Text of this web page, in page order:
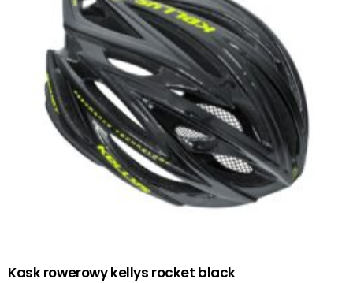
Kask rowerowy kellys rocket black